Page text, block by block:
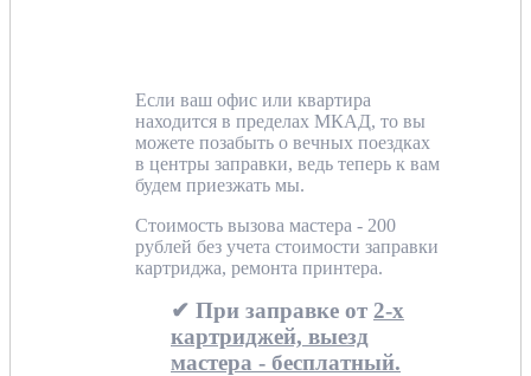
Если ваш офис или квартира
находится в пределах МКАД, то вы
можете позабыть о вечных поездках
в центры заправки, ведь теперь к вам
будем приезжать мы.
Стоимость вызова мастера - 200
рублей без учета стоимости заправки
картриджа, ремонта принтера.
✔ При заправке от 2-х
картриджей, выезд
мастера - бесплатный.